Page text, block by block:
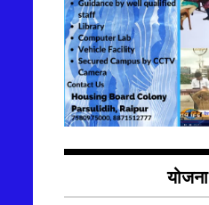
योजना